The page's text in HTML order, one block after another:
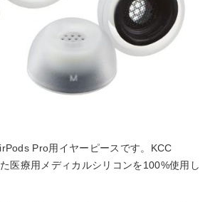
Pro用イヤーピースです。KCC
医療用メディカルシリコンを100%使用し